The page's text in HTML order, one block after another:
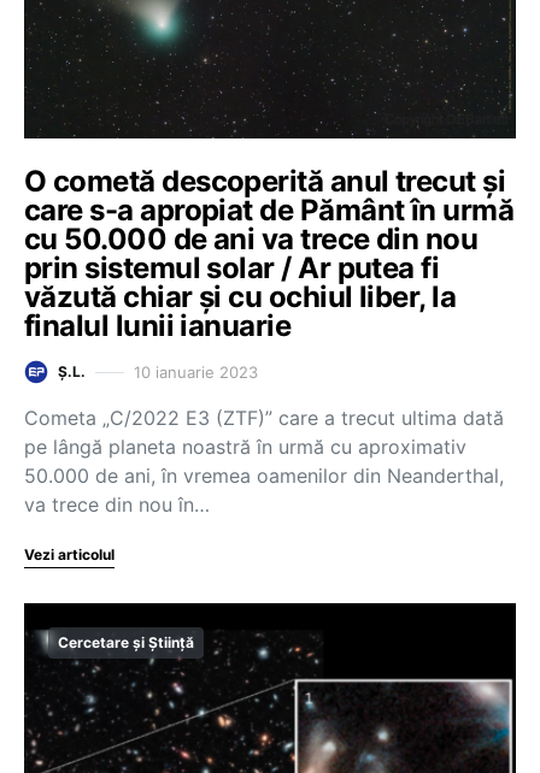
O cometă descoperită anul trecut și
care s-a apropiat de Pământ în urmă
cu 50.000 de ani va trece din nou
prin sistemul solar / Ar putea fi
văzută chiar și cu ochiul liber, la
finalul lunii ianuarie
Ș.L. 10 ianuarie 2023
Cometa „C/2022 E3 (ZTF)” care a trecut ultima dată
pe lângă planeta noastră în urmă cu aproximativ
50.000 de ani, în vremea oamenilor din Neanderthal,
va trece din nou în…
Vezi articolul
Cercetare și Știință